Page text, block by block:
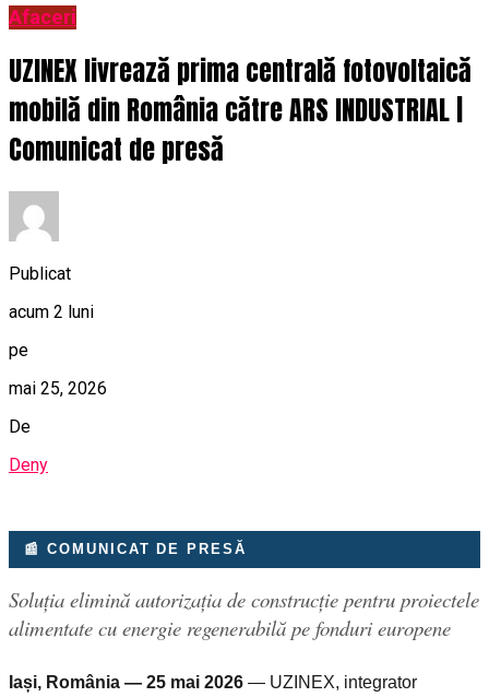
Afaceri
UZINEX livrează prima centrală fotovoltaică
mobilă din România către ARS INDUSTRIAL |
Comunicat de presă
Publicat
acum 2 luni
pe
mai 25, 2026
De
Deny
📰 COMUNICAT DE PRESĂ
Soluția elimină autorizația de construcție pentru proiectele
alimentate cu energie regenerabilă pe fonduri europene
Iași, România — 25 mai 2026 — UZINEX, integrator